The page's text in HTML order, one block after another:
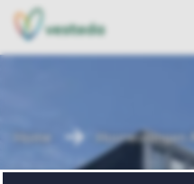
NL
EN
Huurwoningen